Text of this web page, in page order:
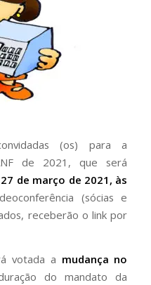
(os) para a
de 2021, que será
de março de 2021, às
(sócias e
receberão o link por
votada a mudança no
do mandato da